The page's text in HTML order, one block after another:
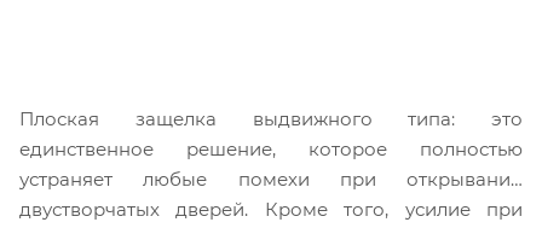
Плоская защелка выдвижного типа: это
единственное решение, которое полностью
устраняет любые помехи при открывании
двустворчатых дверей. Кроме того, усилие при